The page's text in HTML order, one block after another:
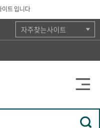
이트 입니다
자주찾는사이트